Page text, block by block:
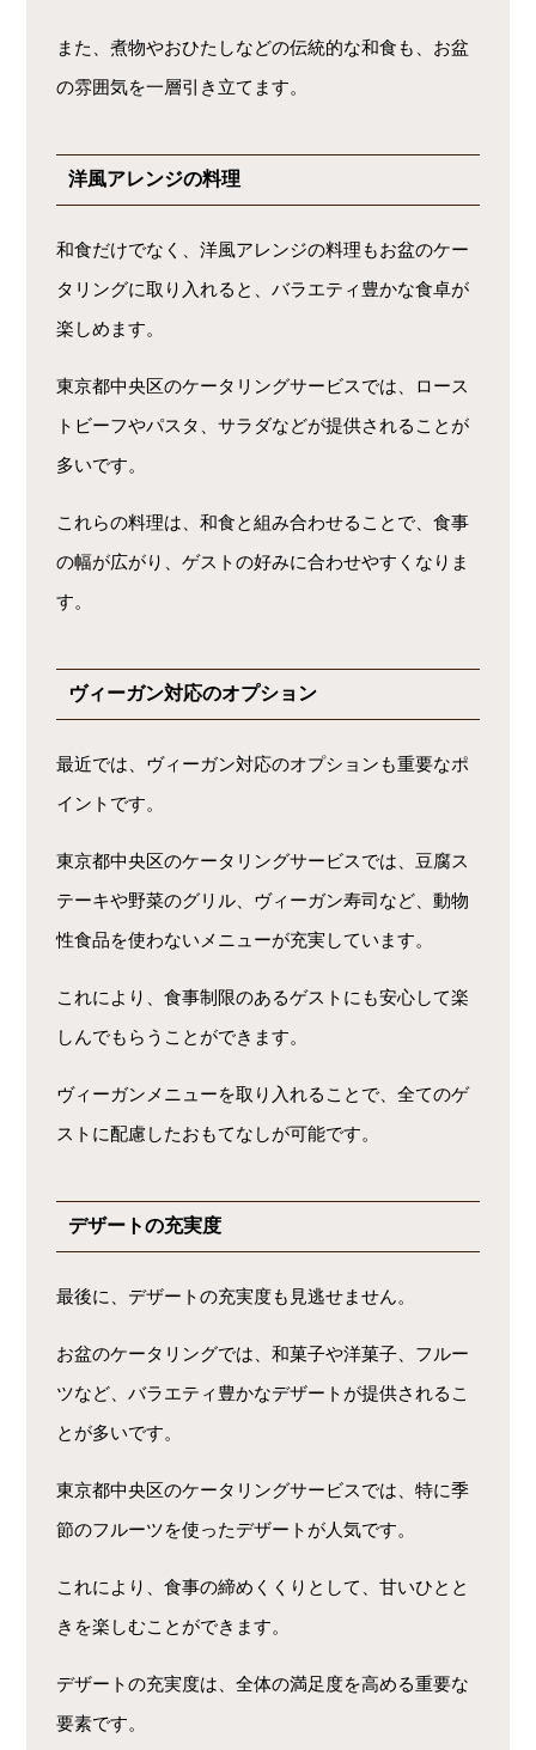
また、煮物やおひたしなどの伝統的な和食も、お盆
の雰囲気を一層引き立てます。
洋風アレンジの料理
和食だけでなく、洋風アレンジの料理もお盆のケー
タリングに取り入れると、バラエティ豊かな食卓が
楽しめます。
東京都中央区のケータリングサービスでは、ロース
トビーフやパスタ、サラダなどが提供されることが
多いです。
これらの料理は、和食と組み合わせることで、食事
の幅が広がり、ゲストの好みに合わせやすくなりま
す。
ヴィーガン対応のオプション
最近では、ヴィーガン対応のオプションも重要なポ
イントです。
東京都中央区のケータリングサービスでは、豆腐ス
テーキや野菜のグリル、ヴィーガン寿司など、動物
性食品を使わないメニューが充実しています。
これにより、食事制限のあるゲストにも安心して楽
しんでもらうことができます。
ヴィーガンメニューを取り入れることで、全てのゲ
ストに配慮したおもてなしが可能です。
デザートの充実度
最後に、デザートの充実度も見逃せません。
お盆のケータリングでは、和菓子や洋菓子、フルー
ツなど、バラエティ豊かなデザートが提供されるこ
とが多いです。
東京都中央区のケータリングサービスでは、特に季
節のフルーツを使ったデザートが人気です。
これにより、食事の締めくくりとして、甘いひとと
きを楽しむことができます。
デザートの充実度は、全体の満足度を高める重要な
要素です。